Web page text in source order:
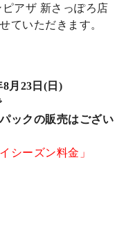
アザ 新さっぽろ店
ていただきます。
8月23日(日)
ックの販売はござい
シーズン料金」